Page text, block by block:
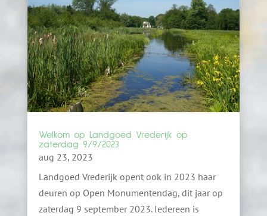
Welkom op Landgoed Vrederijk op
zaterdag 9/9/2023
aug 23, 2023
Landgoed Vrederijk opent ook in 2023 haar
deuren op Open Monumentendag, dit jaar op
zaterdag 9 september 2023. Iedereen is